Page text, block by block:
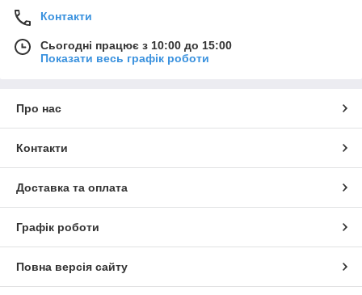
Контакти
Сьогодні працює з 10:00 до 15:00
Показати весь графік роботи
Про нас
Контакти
Доставка та оплата
Графік роботи
Повна версія сайту